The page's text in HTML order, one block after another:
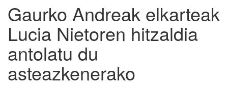
Gaurko Andreak elkarteak
Lucia Nietoren hitzaldia
antolatu du
asteazkenerako